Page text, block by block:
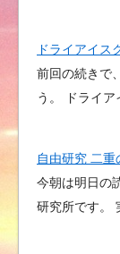
ドライアイス
前回の続きで
う。 ドライア
自由研究 二重
今朝は明日の
研究所です。